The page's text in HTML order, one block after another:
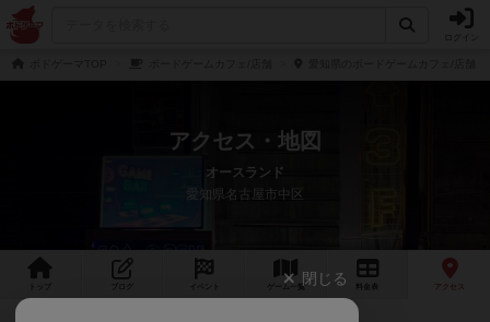
アクセス・地図
オースランド
愛知県名古屋市中区
ゲーム 一覧 料金 アクセス
閉じる